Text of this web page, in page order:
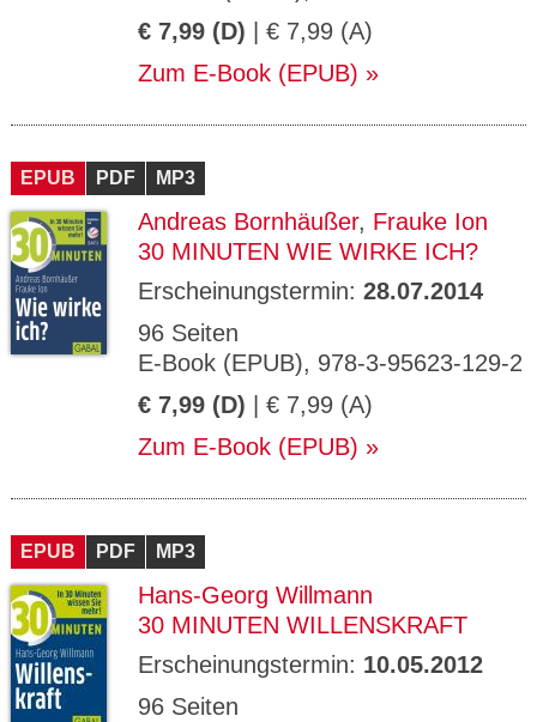
€ 7,99 (D) | € 7,99 (A)
Zum E-Book (EPUB)
EPUB PDF MP3
Andreas Bornhäußer, Frauke Ion
30 MINUTEN WIE WIRKE ICH?
Erscheinungstermin: 28.07.2014
96 Seiten
E-Book (EPUB), 978-3-95623-129-2
€ 7,99 (D) | € 7,99 (A)
Zum E-Book (EPUB)
EPUB PDF MP3
Hans-Georg Willmann
30 MINUTEN WILLENSKRAFT
Erscheinungstermin: 10.05.2012
96 Seiten